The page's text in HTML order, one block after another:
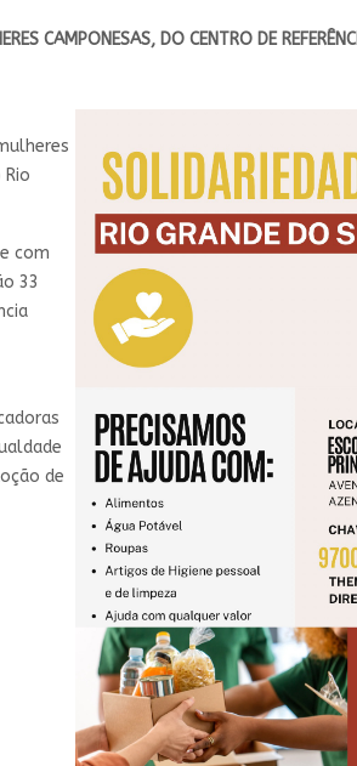
CAMPONESAS, DO CENTRO DE
com
33
de